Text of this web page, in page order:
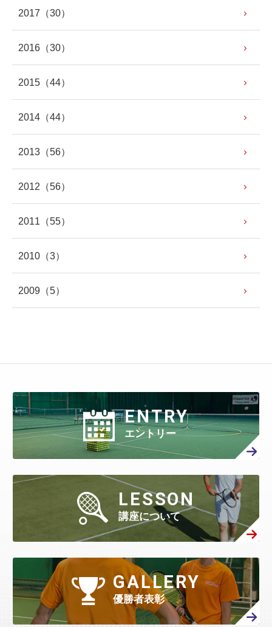
2017 （30）
2016 （30）
2015 （44）
2014 （44）
2013 （56）
2012 （56）
2011 （55）
2010 （3）
2009 （5）
ENTRY
エントリー
LESSON
講座について
GALLERY
優勝者表彰